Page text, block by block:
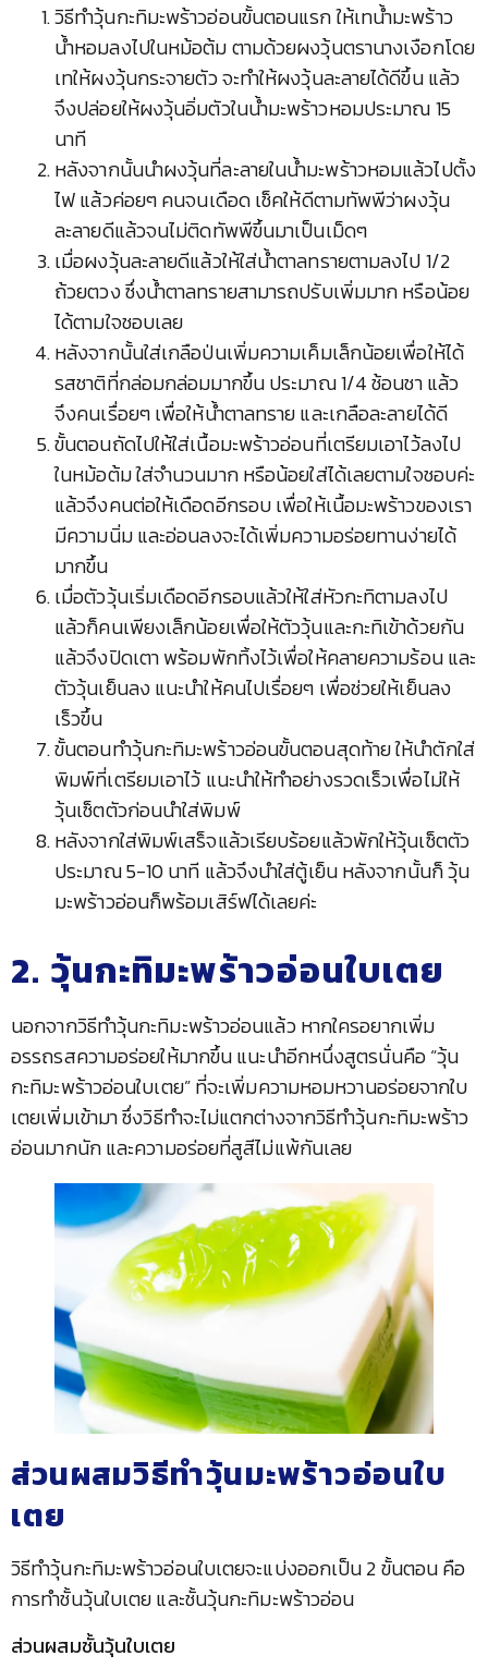
วิธีทำวุ้นกะทิมะพร้าวอ่อนขั้นตอนแรก ให้เทน้ำมะพร้าว
น้ำหอมลงไปในหม้อต้ม ตามด้วยผงวุ้นตรานางเงือกโดย
เทให้ผงวุ้นกระจายตัว จะทำให้ผงวุ้นละลายได้ดีขึ้น แล้ว
จึงปล่อยให้ผงวุ้นอิ่มตัวในน้ำมะพร้าวหอมประมาณ 15
นาที
หลังจากนั้นนำผงวุ้นที่ละลายในน้ำมะพร้าวหอมแล้วไปตั้ง
ไฟ แล้วค่อยๆ คนจนเดือด เช็คให้ดีตามทัพพีว่าผงวุ้น
ละลายดีแล้วจนไม่ติดทัพพีขึ้นมาเป็นเม็ดๆ
เมื่อผงวุ้นละลายดีแล้วให้ใส่น้ำตาลทรายตามลงไป 1/2
ถ้วยตวง ซึ่งน้ำตาลทรายสามารถปรับเพิ่มมาก หรือน้อย
ได้ตามใจชอบเลย
หลังจากนั้นใส่เกลือป่นเพิ่มความเค็มเล็กน้อยเพื่อให้ได้
รสชาติที่กล่อมกล่อมมากขึ้น ประมาณ 1/4 ช้อนชา แล้ว
จึงคนเรื่อยๆ เพื่อให้น้ำตาลทราย และเกลือละลายได้ดี
ขั้นตอนถัดไปให้ใส่เนื้อมะพร้าวอ่อนที่เตรียมเอาไว้ลงไป
ในหม้อต้ม ใส่จำนวนมาก หรือน้อยใส่ได้เลยตามใจชอบค่ะ
แล้วจึงคนต่อให้เดือดอีกรอบ เพื่อให้เนื้อมะพร้าวของเรา
มีความนิ่ม และอ่อนลงจะได้เพิ่มความอร่อยทานง่ายได้
มากขึ้น
เมื่อตัววุ้นเริ่มเดือดอีกรอบแล้วให้ใส่หัวกะทิตามลงไป
แล้วก็คนเพียงเล็กน้อยเพื่อให้ตัววุ้นและกะทิเข้าด้วยกัน
แล้วจึงปิดเตา พร้อมพักทิ้งไว้เพื่อให้คลายความร้อน และ
ตัววุ้นเย็นลง แนะนำให้คนไปเรื่อยๆ เพื่อช่วยให้เย็นลง
เร็วขึ้น
ขั้นตอนทำวุ้นกะทิมะพร้าวอ่อนขั้นตอนสุดท้าย ให้นำตักใส่
พิมพ์ที่เตรียมเอาไว้ แนะนำให้ทำอย่างรวดเร็วเพื่อไม่ให้
วุ้นเซ็ตตัวก่อนนำใส่พิมพ์
หลังจากใส่พิมพ์เสร็จแล้วเรียบร้อยแล้วพักให้วุ้นเซ็ตตัว
ประมาณ 5-10 นาที แล้วจึงนำใส่ตู้เย็น หลังจากนั้นก็ วุ้น
มะพร้าวอ่อนก็พร้อมเสิร์ฟได้เลยค่ะ
2. วุ้นกะทิมะพร้าวอ่อนใบเตย
นอกจากวิธีทำวุ้นกะทิมะพร้าวอ่อนแล้ว หากใครอยากเพิ่ม
อรรถรสความอร่อยให้มากขึ้น แนะนำอีกหนึ่งสูตรนั่นคือ “วุ้น
กะทิมะพร้าวอ่อนใบเตย” ที่จะเพิ่มความหอมหวานอร่อยจากใบ
เตยเพิ่มเข้ามา ซึ่งวิธีทำจะไม่แตกต่างจากวิธีทำวุ้นกะทิมะพร้าว
อ่อนมากนัก และความอร่อยที่สูสีไม่แพ้กันเลย
ส่วนผสมวิธีทำวุ้นมะพร้าวอ่อนใบ
เตย
วิธีทำวุ้นกะทิมะพร้าวอ่อนใบเตยจะแบ่งออกเป็น 2 ขั้นตอน คือ
การทำชั้นวุ้นใบเตย และชั้นวุ้นกะทิมะพร้าวอ่อน
ส่วนผสมชั้นวุ้นใบเตย